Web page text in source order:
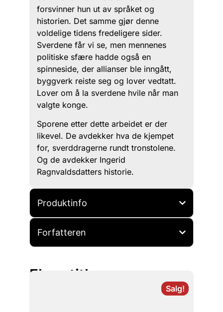
forsvinner hun ut av språket og
historien. Det samme gjør denne
voldelige tidens fredeligere sider.
Sverdene får vi se, men mennenes
politiske sfære hadde også en
spinneside, der allianser ble inngått,
byggverk reiste seg og lover vedtatt.
Lover om å la sverdene hvile når man
valgte konge.
Sporene etter dette arbeidet er der
likevel. De avdekker hva de kjempet
for, sverddragerne rundt tronstolene.
Og de avdekker Ingerid
Ragnvaldsdatters historie.
Produktinfo
Forfatteren
Flere titler
Salg!